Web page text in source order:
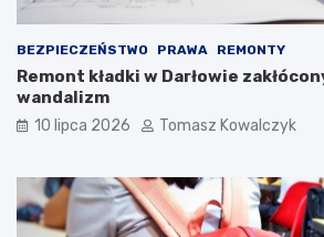
BEZPIECZEŃSTWO PRAWA REMONTY
Remont kładki w Darłowie
wandalizm
10 lipca 2026 Tomasz Kowalczyk